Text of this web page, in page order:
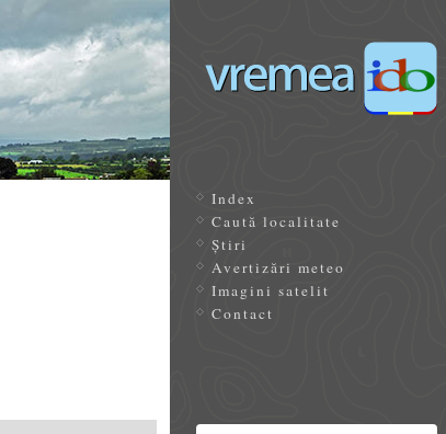
Index
Caută localitate
Știri
Avertizări meteo
Imagini satelit
Contact